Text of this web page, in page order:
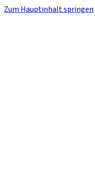
Zum Hauptinhalt springen